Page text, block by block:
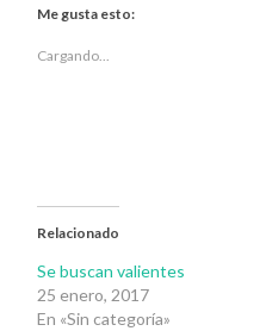
Twitter
(Se
en
Me gusta esto:
Cargando...
Relacionado
Se buscan valientes
25 enero, 2017
En «Sin categoría»